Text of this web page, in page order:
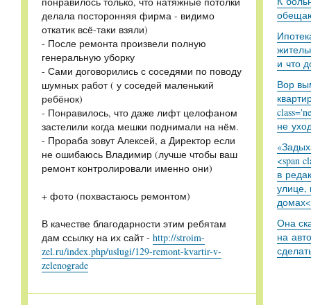
делала посторонняя фирма - видимо
откатик всё-таки взяли)
- После ремонта произвели полную
генеральную уборку
- Сами договорились с соседями по поводу
шумных работ ( у соседей маленький
ребёнок)
- Понравилось, что даже лифт целофаном
застелили когда мешки поднимали на нём.
- Прораба зовут Алексей, а Директор если
не ошибаюсь Владимир (лучше чтобы ваш
ремонт контролировали именно они)
+ фото (похвастаюсь ремонтом)
В качестве благодарности этим ребятам
дам ссылку на их сайт - http://stroim-
zel.ru/index.php/uslugi/129-remont-kvartir-v-
zelenograde
и что
Вор
не
<span
в
улице,
Она
на